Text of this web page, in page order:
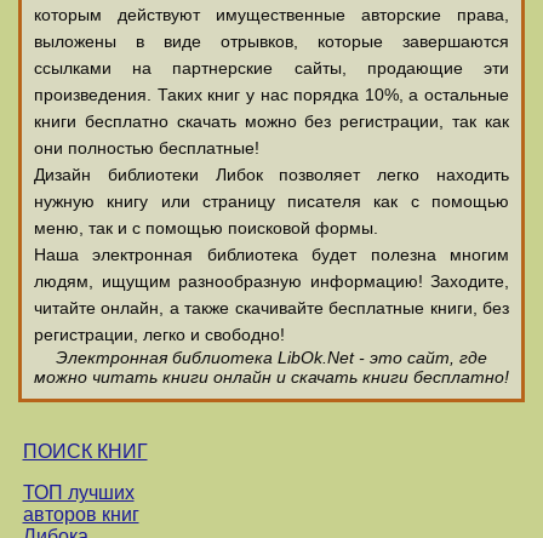
которым действуют имущественные авторские права,
выложены в виде отрывков, которые завершаются
ссылками на партнерские сайты, продающие эти
произведения. Таких книг у нас порядка 10%, а остальные
книги бесплатно скачать можно без регистрации, так как
они полностью бесплатные!
Дизайн библиотеки Либок позволяет легко находить
нужную книгу или страницу писателя как с помощью
меню, так и с помощью поисковой формы.
Наша электронная библиотека будет полезна многим
людям, ищущим разнообразную информацию! Заходите,
читайте онлайн, а также скачивайте бесплатные книги, без
регистрации, легко и свободно!
Электронная библиотека LibOk.Net - это сайт, где
можно читать книги онлайн и скачать книги бесплатно!
ПОИСК КНИГ
ТОП лучших
авторов книг